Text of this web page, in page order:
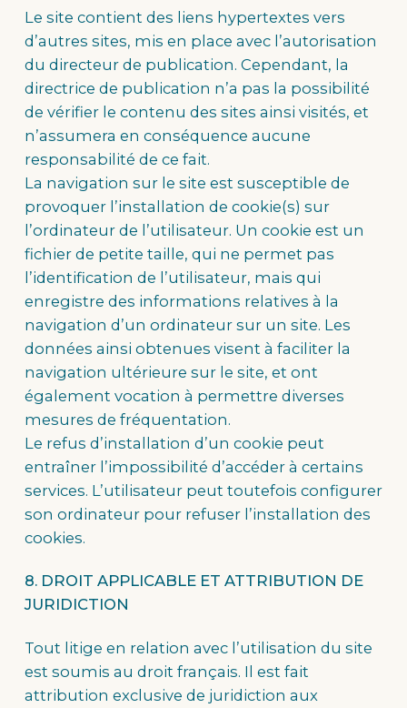
Le site contient des liens hypertextes vers
d’autres sites, mis en place avec l’autorisation
du directeur de publication. Cependant, la
directrice de publication n’a pas la possibilité
de vérifier le contenu des sites ainsi visités, et
n’assumera en conséquence aucune
responsabilité de ce fait.
La navigation sur le site est susceptible de
provoquer l’installation de cookie(s) sur
l’ordinateur de l’utilisateur. Un cookie est un
fichier de petite taille, qui ne permet pas
l’identification de l’utilisateur, mais qui
enregistre des informations relatives à la
navigation d’un ordinateur sur un site. Les
données ainsi obtenues visent à faciliter la
navigation ultérieure sur le site, et ont
également vocation à permettre diverses
mesures de fréquentation.
Le refus d’installation d’un cookie peut
entraîner l’impossibilité d’accéder à certains
services. L’utilisateur peut toutefois configurer
son ordinateur pour refuser l’installation des
cookies.
8. DROIT APPLICABLE ET ATTRIBUTION DE
JURIDICTION
Tout litige en relation avec l’utilisation du site
est soumis au droit français. Il est fait
attribution exclusive de juridiction aux